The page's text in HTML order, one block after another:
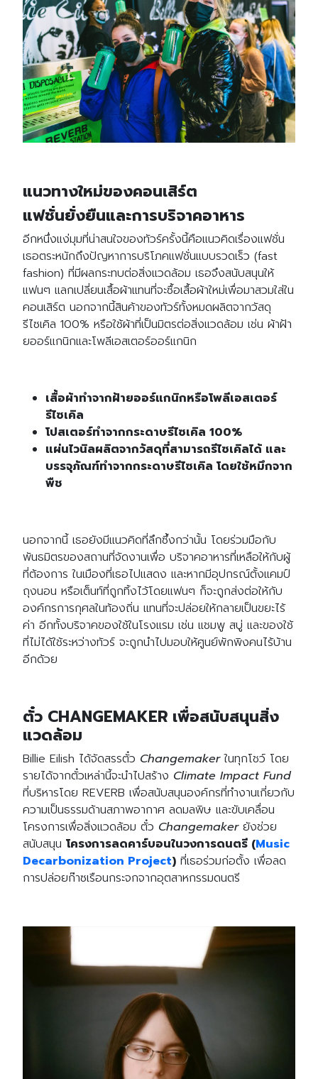
แนวทางใหม่ของคอนเสิร์ต
แฟชั่นยั่งยืนและการบริจาคอาหาร
อีกหนึ่งแง่มุมที่น่าสนใจของทัวร์ครั้งนี้คือแนวคิดเรื่องแฟชั่น
เธอตระหนักถึงปัญหาการบริโภคแฟชั่นแบบรวดเร็ว (fast
fashion) ที่มีผลกระทบต่อสิ่งแวดล้อม เธอจึงสนับสนุนให้
แฟนๆ แลกเปลี่ยนเสื้อผ้าแทนที่จะซื้อเสื้อผ้าใหม่เพื่อมาสวมใส่ใน
คอนเสิร์ต นอกจากนี้สินค้าของทัวร์ทั้งหมดผลิตจากวัสดุ
รีไซเคิล 100% หรือใช้ผ้าที่เป็นมิตรต่อสิ่งแวดล้อม เช่น ผ้าฝ้า
ยออร์แกนิกและโพลีเอสเตอร์ออร์แกนิก
เสื้อผ้าทำจากฝ้ายออร์แกนิกหรือโพลีเอสเตอร์
รีไซเคิล
โปสเตอร์ทำจากกระดาษรีไซเคิล 100%
แผ่นไวนิลผลิตจากวัสดุที่สามารถรีไซเคิลได้ และ
บรรจุภัณฑ์ทำจากกระดาษรีไซเคิล โดยใช้หมึกจาก
พืช
นอกจากนี้ เธอยังมีแนวคิดที่ลึกซึ้งกว่านั้น โดยร่วมมือกับ
พันธมิตรของสถานที่จัดงานเพื่อ บริจาคอาหารที่เหลือให้กับผู้
ที่ต้องการ ในเมืองที่เธอไปแสดง และหากมีอุปกรณ์ตั้งแคมป์
ถุงนอน หรือเต็นท์ที่ถูกทิ้งไว้โดยแฟนๆ ก็จะถูกส่งต่อให้กับ
องค์กรการกุศลในท้องถิ่น แทนที่จะปล่อยให้กลายเป็นขยะไร้
ค่า อีกทั้งบริจาคของใช้ในโรงแรม เช่น แชมพู สบู่ และของใช้
ที่ไม่ได้ใช้ระหว่างทัวร์ จะถูกนำไปมอบให้ศูนย์พักพิงคนไร้บ้าน
อีกด้วย
ตั๋ว CHANGEMAKER เพื่อสนับสนุนสิ่ง
แวดล้อม
Billie Eilish ได้จัดสรรตั๋ว Changemakerในทุกโชว์ โดย
รายได้จากตั๋วเหล่านี้จะนำไปสร้าง Climate Impact Fund
ที่บริหารโดย REVERB เพื่อสนับสนุนองค์กรที่ทำงานเกี่ยวกับ
ความเป็นธรรมด้านสภาพอากาศ ลดมลพิษ และขับเคลื่อน
โครงการเพื่อสิ่งแวดล้อม ตั๋ว Changemakerยังช่วย
สนับสนุน โครงการลดคาร์บอนในวงการดนตรี (Music
Decarbonization Project) ที่เธอร่วมก่อตั้ง เพื่อลด
การปล่อยก๊าซเรือนกระจกจากอุตสาหกรรมดนตรี